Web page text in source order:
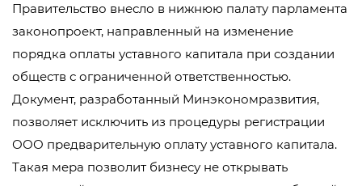
Правительство внесло в нижнюю палату парламента
законопроект, направленный на изменение
порядка оплаты уставного капитала при создании
обществ с ограниченной ответственностью.
Документ, разработанный Минэкономразвития,
позволяет исключить из процедуры регистрации
ООО предварительную оплату уставного капитала.
Такая мера позволит бизнесу не открывать